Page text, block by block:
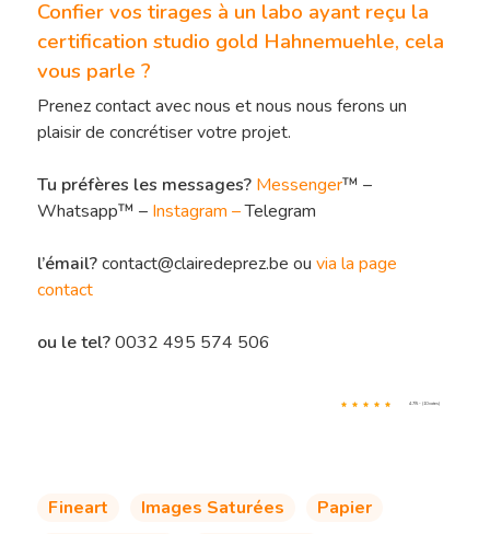
Confier vos tirages à un labo ayant reçu la
certification studio gold Hahnemuehle, cela
vous parle ?
Prenez contact avec nous et nous nous ferons un
plaisir de concrétiser votre projet.
Tu préfères les messages? Messenger™ –
Whatsapp™ – Instagram –Telegram
l’émail?contact@clairedeprez.be ou via la page
contact
ou le tel?0032 495 574 506
4.7/5 - (10 votes)
Fineart Images Saturées
Papier